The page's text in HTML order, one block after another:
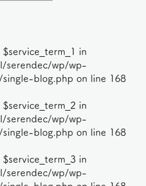
in
serendec/wp/wp-
single-blog.php on line 168
in
serendec/wp/wp-
single-blog.php on line 168
in
serendec/wp/wp-